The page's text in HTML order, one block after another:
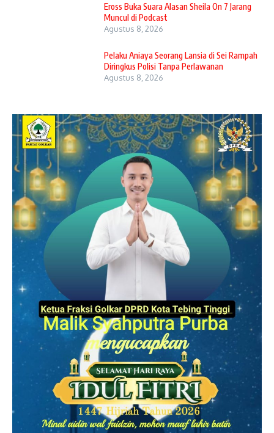
Eross Buka Suara Alasan Sheila On 7 Jarang
Muncul di Podcast
Agustus 8, 2026
Pelaku Aniaya Seorang Lansia di Sei Rampah
Diringkus Polisi Tanpa Perlawanan
Agustus 8, 2026